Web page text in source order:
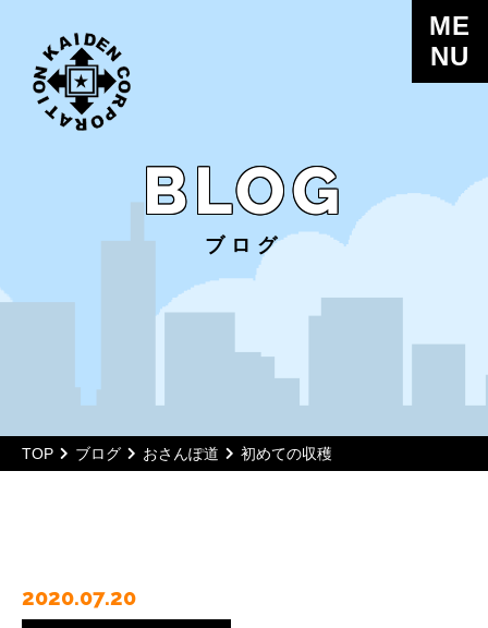
ME
NU
BLOG
ブログ
TOP ブログ おさんぽ道 初めての収穫
2020.07.20